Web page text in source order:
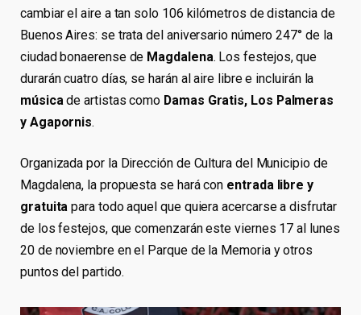
cambiar el aire a tan solo 106 kilómetros de distancia de
Buenos Aires: se trata del aniversario número 247° de la
ciudad bonaerense de Magdalena. Los festejos, que
durarán cuatro días, se harán al aire libre e incluirán la
música de artistas como Damas Gratis, Los Palmeras
y Agapornis.
Organizada por la Dirección de Cultura del Municipio de
Magdalena, la propuesta se hará con entrada libre y
gratuita para todo aquel que quiera acercarse a disfrutar
de los festejos, que comenzarán este viernes 17 al lunes
20 de noviembre en el Parque de la Memoria y otros
puntos del partido.